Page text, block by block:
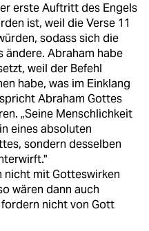
erste Auftritt des Engels
ist, weil die Verse 11
sodass sich die
ändere. Abraham habe
weil der Befehl
habe, was im Einklang
Abraham Gottes
„Seine Menschlichkeit
eines absoluten
sondern desselben
nicht mit Gotteswirken
wären dann auch
nicht von Gott